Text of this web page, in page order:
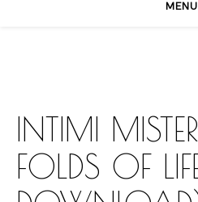
MENU
INTIMI
FOLDS OF